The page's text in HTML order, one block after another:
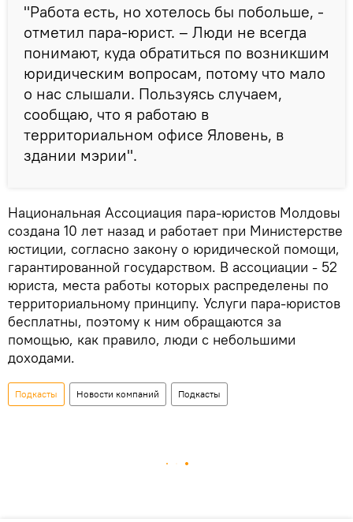
"Работа есть, но хотелось бы побольше, -
отметил пара-юрист. – Люди не всегда
понимают, куда обратиться по возникшим
юридическим вопросам, потому что мало
о нас слышали. Пользуясь случаем,
сообщаю, что я работаю в
территориальном офисе Яловень, в
здании мэрии".
Национальная Ассоциация пара-юристов Молдовы
создана 10 лет назад и работает при Министерстве
юстиции, согласно закону о юридической помощи,
гарантированной государством. В ассоциации - 52
юриста, места работы которых распределены по
территориальному принципу. Услуги пара-юристов
бесплатны, поэтому к ним обращаются за
помощью, как правило, люди с небольшими
доходами.
Подкасты Новости компаний Подкасты